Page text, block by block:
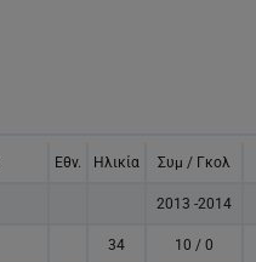
Εθν. Ηλικία Συμ / Γκολ
2013 -2014
34 10 / 0